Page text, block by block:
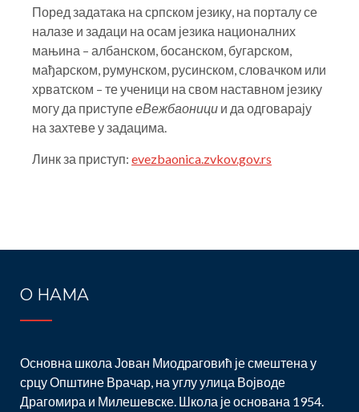
Поред задатака на српском језику, на порталу се
налазе и задаци на осам језика националних
мањина – албанском, босанском, бугарском,
мађарском, румунском, русинском, словачком или
хрватском – те ученици на свом наставном језику
могу да приступееВежбаоници и да одговарају
на захтеве у задацима.
Линк за приступ: evezbaonica.zvkov.gov.rs
О НАМА
Основна школа Јован Миодраговић је смештена у
срцу Општине Врачар, на углу улица Војводе
Драгомира и Милешевске. Школа је основана 1954.